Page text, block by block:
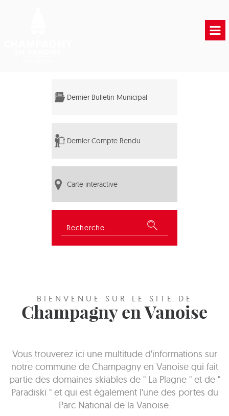
Dernier Bulletin Municipal
Dernier Compte Rendu
Carte interactive
Rechercher
BIENVENUE SUR LE SITE DE
Champagny en Vanoise
Vous trouverez ici une multitude d'informations sur
notre commune de Champagny en Vanoise qui fait
partie des domaines skiables de " La Plagne " et de "
Paradiski " et qui est également l'une des portes du
Parc National de la Vanoise.